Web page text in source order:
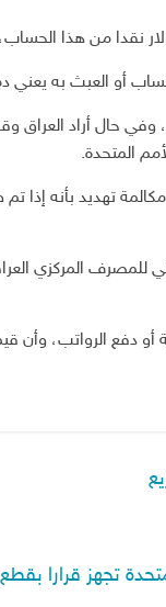
نقدا من هذا
أو العبث به يعني
وفي حال أراد
المتحدة.
تهديد بأنه إذا
للمصرف المركزي
دفع الرواتب، وأن
قرارا بقطع مساعدات